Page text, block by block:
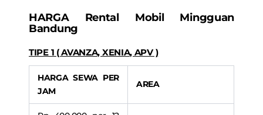
HARGA Rental Mobil Mingguan
Bandung
TIPE 1 ( AVANZA, XENIA, APV )
HARGA SEWA PER
JAM
AREA